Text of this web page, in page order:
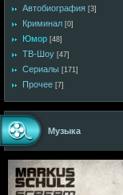
Автобиография [3]
Криминал [0]
Юмор [48]
ТВ-Шоу [47]
Сериалы [171]
Прочее [7]
Музыка